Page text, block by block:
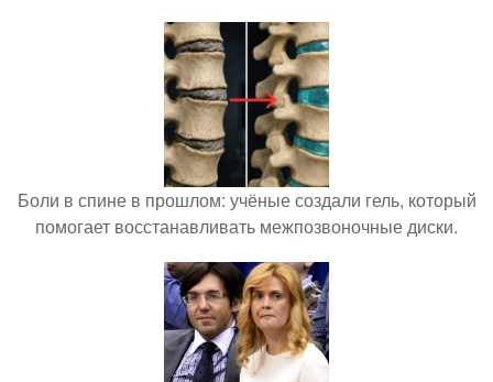
Боли в спине в прошлом: учёные создали гель, который
помогает восстанавливать межпозвоночные диски.